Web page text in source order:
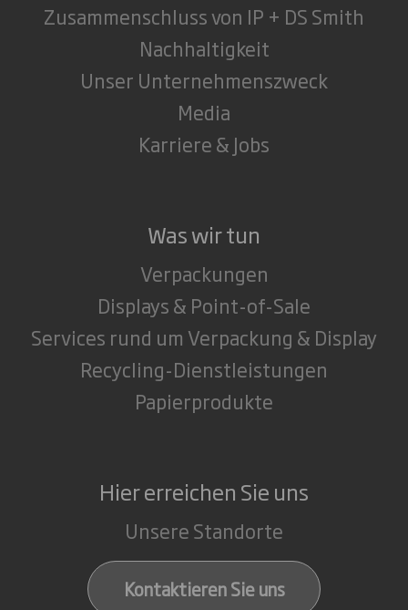
Zusammenschluss von IP + DS Smith
Nachhaltigkeit
Unser Unternehmenszweck
Media
Karriere & Jobs
Was wir tun
Verpackungen
Displays & Point-of-Sale
Services rund um Verpackung & Display
Recycling-Dienstleistungen
Papierprodukte
Hier erreichen Sie uns
Unsere Standorte
Kontaktieren Sie uns